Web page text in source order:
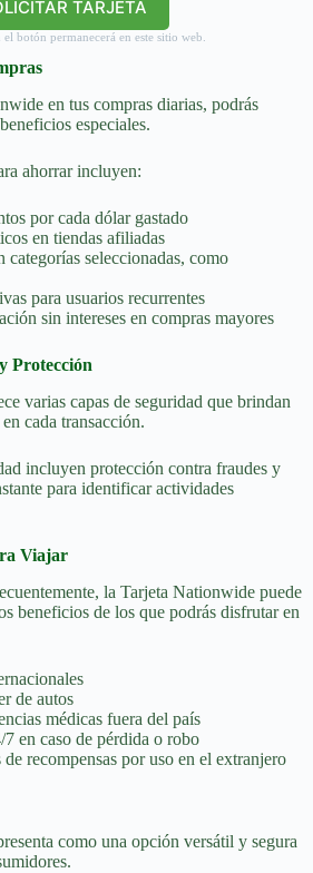
TARJETA
botón permanecerá en este sitio web.
en tus compras diarias, podrás
especiales.
ahorrar incluyen:
por cada dólar gastado
en tiendas afiliadas
categorías seleccionadas, como
para usuarios recurrentes
sin intereses en compras mayores
Protección
varias capas de seguridad que brindan
cada transacción.
incluyen protección contra fraudes y
para identificar actividades
Viajar
la Tarjeta Nationwide puede
beneficios de los que podrás disfrutar en
de autos
médicas fuera del país
en caso de pérdida o robo
recompensas por uso en el extranjero
como una opción versátil y segura